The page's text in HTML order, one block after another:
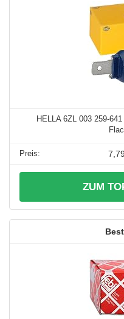
HELLA 6ZL 003 259-
ZUM